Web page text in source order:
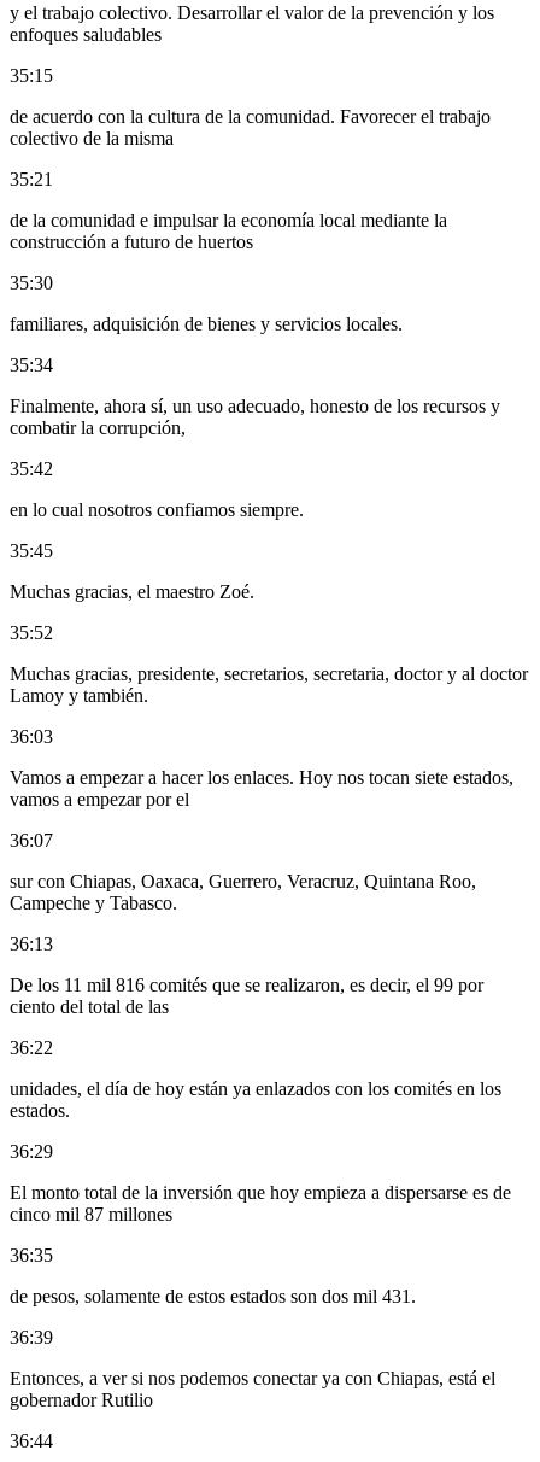
y el trabajo colectivo. Desarrollar el valor de la prevención y los
enfoques saludables
35:15
de acuerdo con la cultura de la comunidad. Favorecer el trabajo
colectivo de la misma
35:21
de la comunidad e impulsar la economía local mediante la
construcción a futuro de huertos
35:30
familiares, adquisición de bienes y servicios locales.
35:34
Finalmente, ahora sí, un uso adecuado, honesto de los recursos y
combatir la corrupción,
35:42
en lo cual nosotros confiamos siempre.
35:45
Muchas gracias, el maestro Zoé.
35:52
Muchas gracias, presidente, secretarios, secretaria, doctor y al doctor
Lamoy y también.
36:03
Vamos a empezar a hacer los enlaces. Hoy nos tocan siete estados,
vamos a empezar por el
36:07
sur con Chiapas, Oaxaca, Guerrero, Veracruz, Quintana Roo,
Campeche y Tabasco.
36:13
De los 11 mil 816 comités que se realizaron, es decir, el 99 por
ciento del total de las
36:22
unidades, el día de hoy están ya enlazados con los comités en los
estados.
36:29
El monto total de la inversión que hoy empieza a dispersarse es de
cinco mil 87 millones
36:35
de pesos, solamente de estos estados son dos mil 431.
36:39
Entonces, a ver si nos podemos conectar ya con Chiapas, está el
gobernador Rutilio
36:44